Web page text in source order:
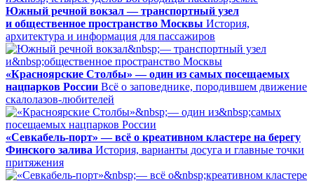
Южный речной вокзал — транспортный узел
и общественное пространство Москвы История,
архитектура и информация для пассажиров
«Красноярские Столбы» — один из самых посещаемых
нацпарков России Всё о заповеднике, породившем движение
скалолазов-любителей
«Севкабель-порт» — всё о креативном кластере на берегу
Финского залива История, варианты досуга и главные точки
притяжения